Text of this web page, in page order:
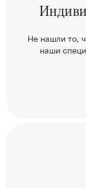
Не нашли то,
наши